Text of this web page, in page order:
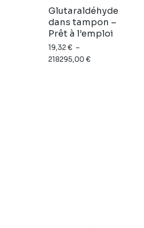
Glutaraldéhyde
dans tampon –
Prêt à l’emploi
19,32€ –
218295,00 €Plage